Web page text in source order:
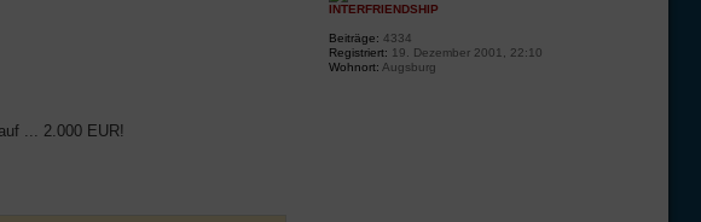
... 2.000 EUR!
INTERFRIENDSHIP
Beiträge: 4334
Registriert: 19. Dezember 2001, 22:10
Wohnort: Augsburg